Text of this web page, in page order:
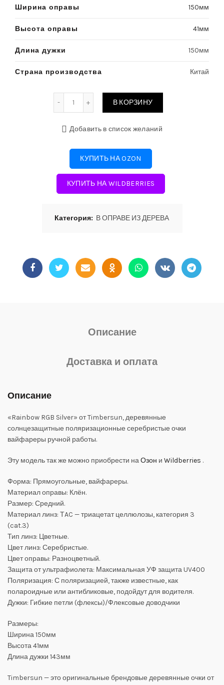
Ширина оправы 150мм
Высота оправы 41мм
Длина дужки 150мм
Страна производства Китай
В КОРЗИНУ
Добавить в список желаний
КУПИТЬ НА OZON
КУПИТЬ НА WILDBERRIES
Категория: В ОПРАВЕ ИЗ ДЕРЕВА
Описание
Доставка и оплата
Описание
«Rainbow RGB Silver» от Timbersun, деревянные
солнцезащитные поляризационные серебристые очки
вайфареры ручной работы.
Эту модель так же можно приобрести наОзон и Wildberries .
Форма: Прямоугольные, вайфареры.
Материал оправы: Клён.
Размер: Средний.
Материал линз: ТAC — триацетат целлюлозы, категория 3
(cat.3)
Тип линз: Цветные.
Цвет линз: Серебристые.
Цвет оправы: Разноцветный.
Защита от ультрафиолета: Максимальная УФ защита UV400
Поляризация: С поляризацией, также известные, как
полароидные или антибликовые, подойдут для водителя.
Дужки: Гибкие петли (флексы)/Флексовые доводчики
Размеры:
Ширина 150мм
Высота 41мм
Длина дужки 143мм
Timbersun — это оригинальные брендовые деревянные очки от